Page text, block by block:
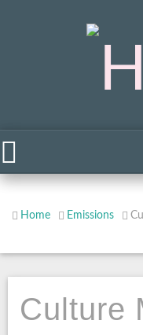
Home Emissions
Culture